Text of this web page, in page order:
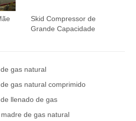
Skid Compressor de
Grande Capacidade
gas natural
gas natural comprimido
llenado de gas
de gas natural